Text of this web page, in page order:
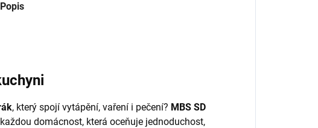
Popis
, který spojí vytápění, vaření i pečení? MBS SD
domácnost, která oceňuje jednoduchost,